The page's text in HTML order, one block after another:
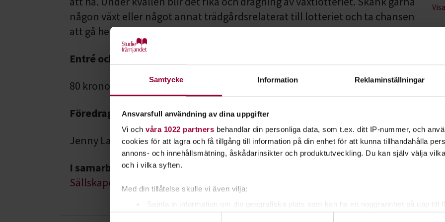
Samtycke Information Reklaminställningar
Ansvarsfull användning av dina uppgifter
Vi och våra 1022 partners behandlar din personliga data, som t.ex. ditt IP-nummer, och
cookies för att lagra och få tillgång till information på din enhet för att kunna tillhandahålla
annons- och innehållsmätning, åskådarinsikter och produktutveckling. Du kan själv välja
och i vilka syften.
Med din tillåtelse skulle vi även vilja:
någon växt eller något annat trädgårdsrelaterat till lotteriet och ta chansen
att gå hem med någon annan växt.
Entré och fika
80 kronor
Föredragshållare
Jenny Larsdotter Nilsson
I samarbete med
Sällskapet Trädgårdsamatörerna Skaraborg